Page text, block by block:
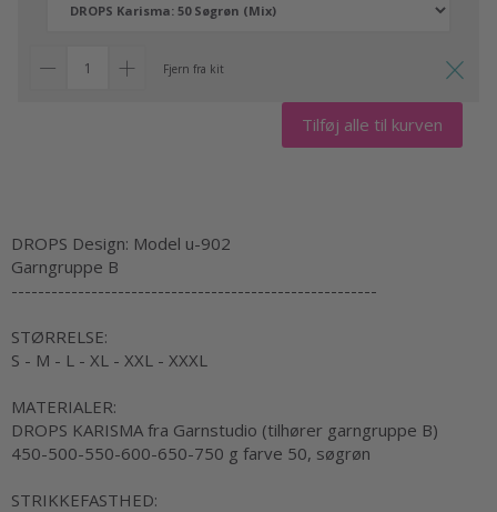
Fjern fra kit
Tilføj alle til kurven
DROPS Design: Model u-902
Garngruppe B
-------------------------------------------------------
STØRRELSE:
S - M - L - XL - XXL - XXXL
MATERIALER:
DROPS KARISMA fra Garnstudio (tilhører garngruppe B)
450-500-550-600-650-750 g farve 50, søgrøn
STRIKKEFASTHED: